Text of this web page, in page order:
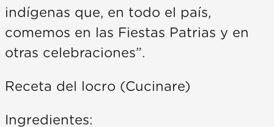
indígenas que, en todo el país,
comemos en las Fiestas Patrias y en
otras celebraciones”.
Receta del locro (Cucinare)
Ingredientes: